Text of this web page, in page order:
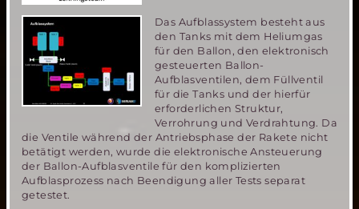
Das Aufblassystem besteht aus
den Tanks mit dem Heliumgas
für den Ballon, den elektronisch
gesteuerten Ballon-
Aufblasventilen, dem Füllventil
für die Tanks und der hierfür
erforderlichen Struktur,
Verrohrung und Verdrahtung. Da
die Ventile während der Antriebsphase der Rakete nicht
betätigt werden, wurde die elektronische Ansteuerung
der Ballon-Aufblasventile für den komplizierten
Aufblasprozess nach Beendigung aller Tests separat
getestet.